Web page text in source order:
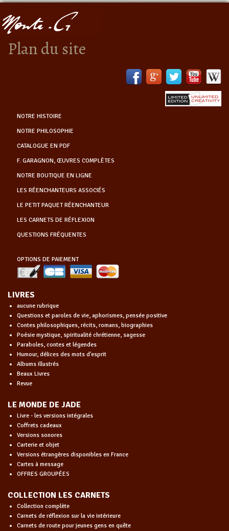
Plan du site
NOTRE HISTOIRE
NOTRE PHILOSOPHIE
CATALOGUE EN PDF
F. GARAGNON, ŒUVRES COMPLÈTES
NOTRE BOUTIQUE EN LIGNE
LES RÉENCHANTEURS ASSOCIÉS
LE PETIT PAQUET RÉENCHANTEUR
LES CARNETS DE RÉFLEXION
QUESTIONS FRÉQUENTES
OPTIONS DE PAIEMENT
LIVRES
aucune rubrique
Questions et paroles de vie, aphorismes, pensée positive
Contes philosophiques, récits, romans, biographies
Poésie mystique, spiritualité chrétienne, sagesse
Paraboles, contes et légendes
Humour, délices des mots d'esprit
Albums illustrés
Beaux Livres
Revue
LE MONDE DE JADE
Livre - les versions intégrales
Coffrets cadeaux
Versions sonores
Carterie et objet
Versions étrangères disponibles en France
Cartes à message
OFFRES GROUPÉES
COLLECTION LES CARNETS
Collection complète
Carnets de réflexion sur la vie intérieure
Carnets de route pour jeunes gens en quête